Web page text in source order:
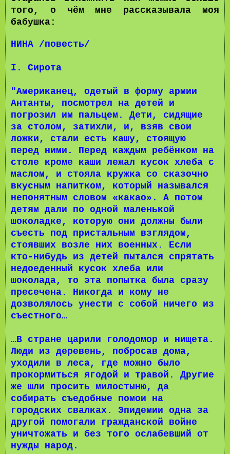
того, о чём мне рассказывала моя
бабушка:
НИНА /повесть/
I. Сирота
"Американец, одетый в форму армии
Антанты, посмотрел на детей и
погрозил им пальцем. Дети, сидящие
за столом, затихли, и, взяв свои
ложки, стали есть кашу, стоящую
перед ними. Перед каждым ребёнком на
столе кроме каши лежал кусок хлеба с
маслом, и стояла кружка со сказочно
вкусным напитком, который назывался
непонятным словом «какао». А потом
детям дали по одной маленькой
шоколадке, которую они должны были
съесть под пристальным взглядом,
стоявших возле них военных. Если
кто-нибудь из детей пытался спрятать
недоеденный кусок хлеба или
шоколада, то эта попытка была сразу
пресечена. Никогда и кому не
дозволялось унести с собой ничего из
съестного…
…В стране царили голодомор и нищета.
Люди из деревень, побросав дома,
уходили в леса, где можно было
прокормиться ягодой и травой. Другие
же шли просить милостыню, да
собирать съедобные помои на
городских свалках. Эпидемии одна за
другой помогали гражданской войне
уничтожать и без того ослабевший от
нужды народ.